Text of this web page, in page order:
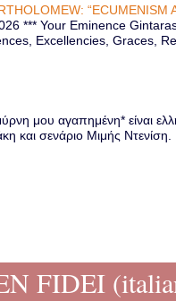
*** Your Eminence
Excellencies, Graces,
μου αγαπημένη* είναι
και σενάριο Μιμής Ντενίση.
FIDEI